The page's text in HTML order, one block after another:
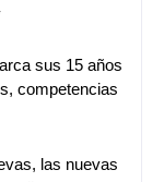
sus 15 años
competencias
las nuevas